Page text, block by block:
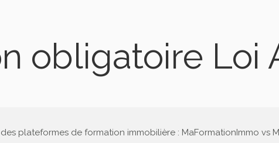
obligatoire Loi
plateformes de formation immobilière : MaFormationImmo vs